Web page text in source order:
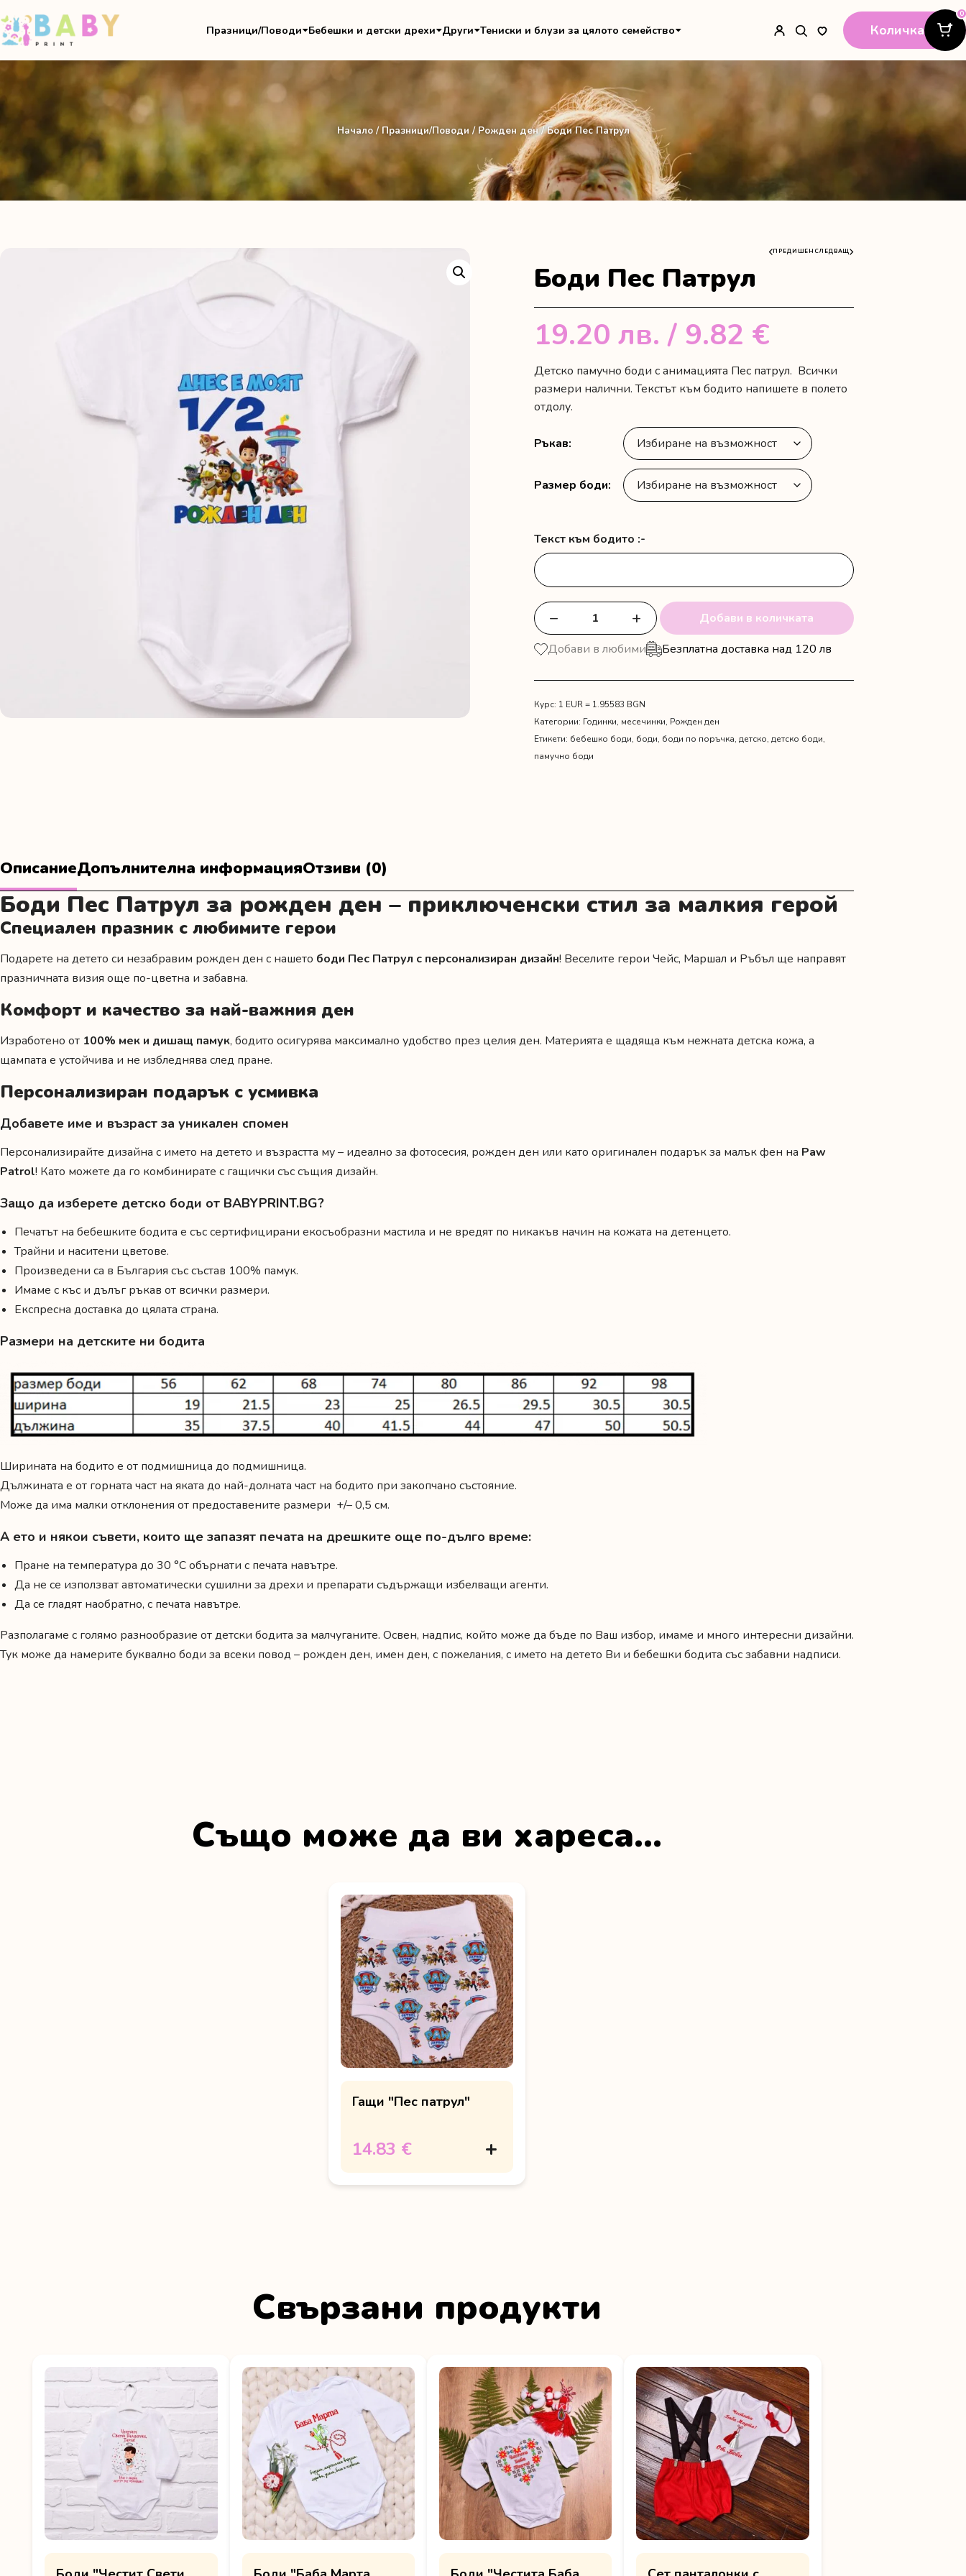
Празници/Поводи Бебешки и детски дрехи Други Тениски и блузи за цялото семейство Количка
0
Начало/Празници/Поводи / Рожден ден/ Боди Пес Патрул
ПРЕДИШЕН СЛЕДВАЩ
Боди Пес Патрул
19.20 лв. / 9.82 €
Детско памучно боди с анимацията Пес патрул. Всички
размери налични. Текстът към бодито напишете в полето
отдолу.
Ръкав
Размер боди
Текст към бодито :-
количество
за
Боди
Патрул
− +
Добави в количката
Добави в любими
Безплатна доставка над 120 лв
Курс: 1 EUR = 1.95583 BGN
Категории: Годинки, месечинки, Рожден ден
Етикети: бебешко боди, боди, боди по поръчка, детско, детско боди,
памучно боди
ОписаниеДопълнителна информацияОтзиви (0)
Боди Пес Патрул за рожден ден – приключенски стил за малкия герой
Специален празник с любимите герои
Подарете на детето си незабравим рожден ден с нашето боди Пес Патрул с персонализиран дизайн! Веселите герои Чейс, Маршал и Ръбъл ще направят
празничната визия още по-цветна и забавна.
Комфорт и качество за най-важния ден
Изработено от 100% мек и дишащ памук, бодито осигурява максимално удобство през целия ден. Материята е щадяща към нежната детска кожа, а
щампата е устойчива и не избледнява след пране.
Персонализиран подарък с усмивка
Добавете име и възраст за уникален спомен
Персонализирайте дизайна с името на детето и възрастта му – идеално за фотосесия, рожден ден или като оригинален подарък за малък фен на Paw
Patrol! Като можете да го комбинирате с гащички със същия дизайн.
Защо да изберете детско боди от BABYPRINT.BG?
Печатът на бебешките бодита е със сертифицирани екосъобразни мастила и не вредят по никакъв начин на кожата на детенцето.
Трайни и наситени цветове.
Произведени са в България със състав 100% памук.
Имаме с къс и дълъг ръкав от всички размери.
Експресна доставка до цялата страна.
Размери на детските ни бодита
Ширината на бодито е от подмишница до подмишница.
Дължината е от горната част на яката до най-долната част на бодито при закопчано състояние.
Може да има малки отклонения от предоставените размери +/– 0,5 см.
А ето и някои съвети, които ще запазят печата на дрешките още по-дълго време:
Пране на температура до 30 °C обърнати с печата навътре.
Да не се използват автоматически сушилни за дрехи и препарати съдържащи избелващи агенти.
Да се гладят наобратно, с печата навътре.
Разполагаме с голямо разнообразие от детски бодита за малчуганите. Освен, надпис, който може да бъде по Ваш избор, имаме и много интересни дизайни.
Тук може да намерите буквално боди за всеки повод – рожден ден, имен ден, с пожелания, с името на детето Ви и бебешки бодита със забавни надписи.
Също може да ви хареса…
Гащи "Пес патрул"
14.83 €
Свързани продукти